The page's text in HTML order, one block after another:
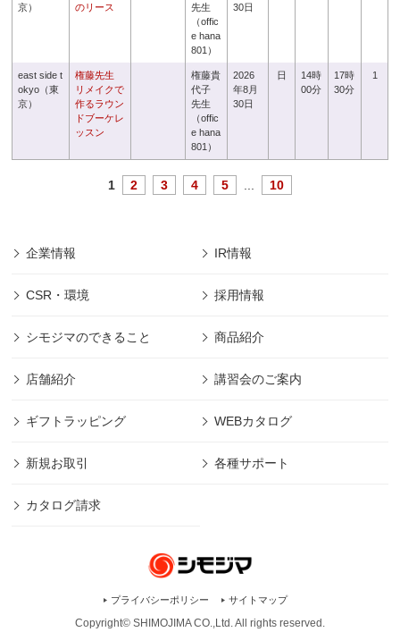
京）
のリース
先生
（offic
e hana
801）
30日
east side t
okyo（東
京）
権藤先生
リメイクで
作るラウン
ドブーケレ
ッスン
権藤貴
代子
先生
（offic
e hana
801）
2026
年8月
30日
日
14時
00分
17時
30分
1
1 2 3 4 5 10
企業情報 IR情報
CSR・環境 採用情報
シモジマのできること 商品紹介
店舗紹介 講習会のご案内
ギフトラッピング WEBカタログ
新規お取引 各種サポート
カタログ請求
プライバシーポリシー サイトマップ
Copyright© SHIMOJIMA CO.,Ltd. All rights reserved.